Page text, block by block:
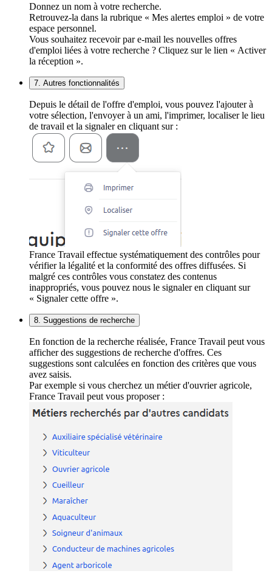
Donnez un nom à votre recherche.
Retrouvez-la dans la rubrique « Mes alertes emploi » de votre
espace personnel.
Vous souhaitez recevoir par e-mail les nouvelles offres
d'emploi liées à votre recherche ? Cliquez sur le lien « Activer
la réception ».
7. Autres fonctionnalités
Depuis le détail de l'offre d'emploi, vous pouvez l'ajouter à
votre sélection, l'envoyer à un ami, l'imprimer, localiser le lieu
de travail et la signaler en cliquant sur :
France Travail effectue systématiquement des contrôles pour
vérifier la légalité et la conformité des offres diffusées. Si
malgré ces contrôles vous constatez des contenus
inappropriés, vous pouvez nous le signaler en cliquant sur
« Signaler cette offre ».
8. Suggestions de recherche
En fonction de la recherche réalisée, France Travail peut vous
afficher des suggestions de recherche d'offres. Ces
suggestions sont calculées en fonction des critères que vous
avez saisis.
Par exemple si vous cherchez un métier d'ouvrier agricole,
France Travail peut vous proposer :